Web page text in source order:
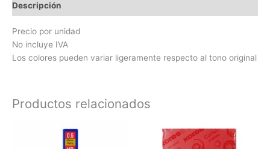
Descripción
Precio por unidad
No incluye IVA
Los colores pueden variar ligeramente respecto al tono original
Productos relacionados